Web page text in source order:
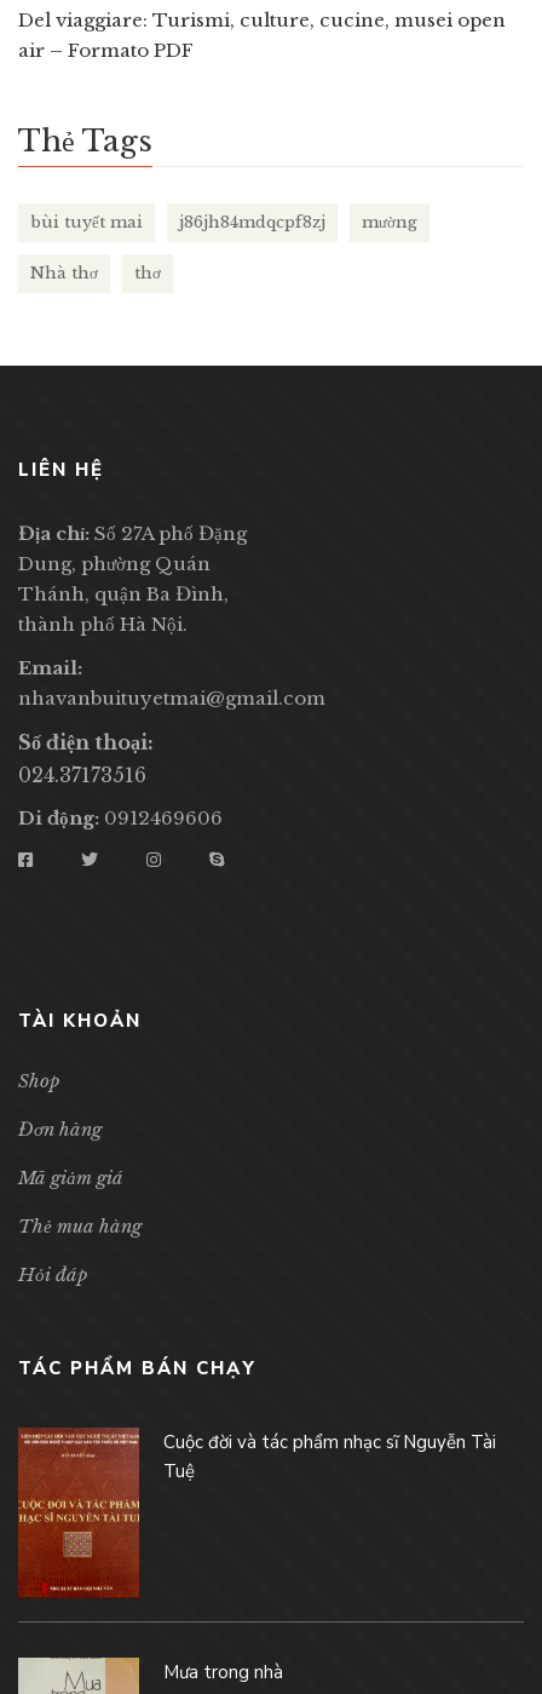
Del viaggiare: Turismi, culture, cucine, musei open
air – Formato PDF
Thẻ Tags
bùi tuyết mai j86jh84mdqcpf8zj mường
Nhà thơ thơ
LIÊN HỆ
Địa chỉ: Số 27A phố Đặng
Dung, phường Quán
Thánh, quận Ba Đình,
thành phố Hà Nội.
Email:
nhavanbuituyetmai@gmail.com
Số điện thoại:
024.37173516
Di động: 0912469606
TÀI KHOẢN
Shop
Đơn hàng
Mã giảm giá
Thẻ mua hàng
Hỏi đáp
TÁC PHẨM BÁN CHẠY
Cuộc đời và tác phẩm nhạc sĩ Nguyễn Tài
Tuệ
Mưa trong nhà